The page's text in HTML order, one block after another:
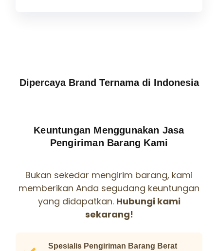
Dipercaya Brand Ternama di Indonesia
Keuntungan Menggunakan Jasa
Pengiriman Barang Kami
Bukan sekedar mengirim barang, kami
memberikan Anda segudang keuntungan
yang didapatkan. Hubungi kami
sekarang!
Spesialis Pengiriman Barang Berat